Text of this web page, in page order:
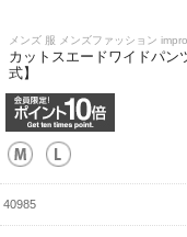
メンズ 服 メンズファッション
カットスエードワイドパン
式】
40985